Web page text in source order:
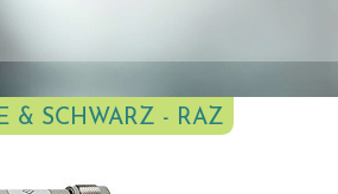
& SCHWARZ - RAZ